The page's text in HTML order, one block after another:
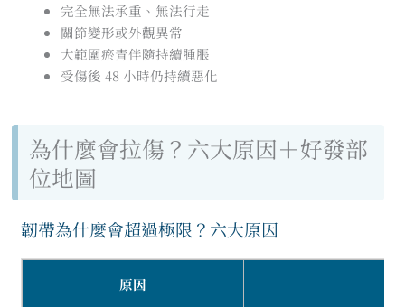
完全無法承重、無法行走
關節變形或外觀異常
大範圍瘀青伴隨持續腫脹
受傷後 48 小時仍持續惡化
為什麼會拉傷？六大原因＋好發部
位地圖
韌帶為什麼會超過極限？六大原因
原因